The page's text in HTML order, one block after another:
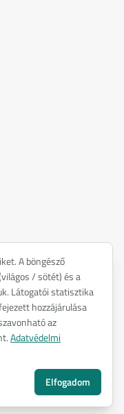
jog fenntartva.
A böngésző
/ sötét) és a
Látogatói statisztika
hozzájárulása
az
Adatvédelmi
Elfogadom